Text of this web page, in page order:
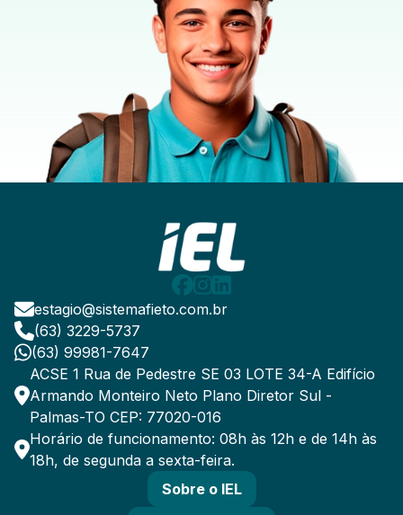
estagio@sistemafieto.com.br
(63) 3229-5737
(63) 99981-7647
ACSE 1 Rua de Pedestre SE 03 LOTE 34-A Edifício
Armando Monteiro Neto Plano Diretor Sul -
Palmas-TO CEP: 77020-016
Horário de funcionamento: 08h às 12h e de 14h às
18h, de segunda a sexta-feira.
Sobre o IEL